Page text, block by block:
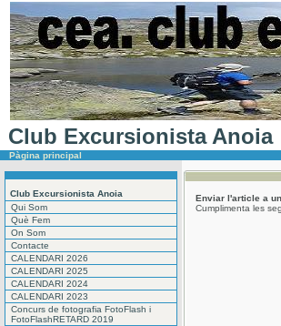
Club Excursionista Anoia
Pàgina principal
Club Excursionista Anoia
Qui Som
Què Fem
On Som
Contacte
CALENDARI 2026
CALENDARI 2025
CALENDARI 2024
CALENDARI 2023
Concurs de fotografia FotoFlash i
FotoFlashRETARD 2019
Enviar l'article a
Cumplimenta les